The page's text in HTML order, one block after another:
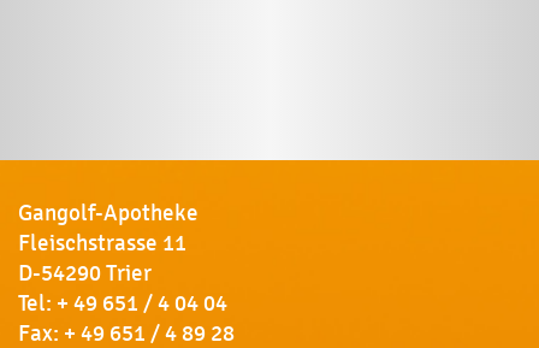
Gangolf-Apotheke
Fleischstrasse 11
D-54290 Trier
Tel: + 49 651 / 4 04 04
Fax: + 49 651 / 4 89 28